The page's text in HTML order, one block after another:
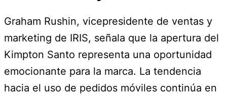
Graham Rushin, vicepresidente de ventas y
marketing de IRIS, señala que la apertura del
Kimpton Santo representa una oportunidad
emocionante para la marca. La tendencia
hacia el uso de pedidos móviles continúa en